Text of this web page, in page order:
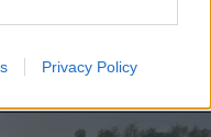
Privacy Policy